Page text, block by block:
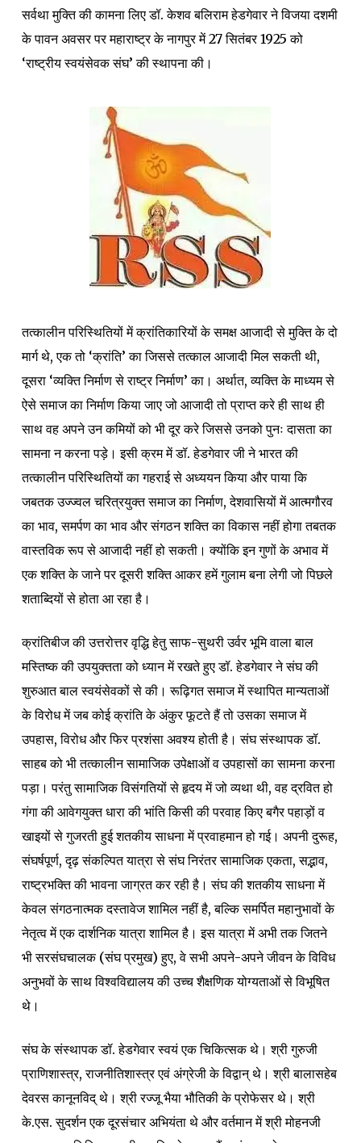
सर्वथा मुक्ति की कामना लिए डॉ. केशव बलिराम हेडगेवार ने विजया दशमी
के पावन अवसर पर महाराष्ट्र के नागपुर में 27 सितंबर 1925 को
‘राष्ट्रीय स्वयंसेवक संघ’ की स्थापना की।
तत्कालीन परिस्थितियों में क्रांतिकारियों के समक्ष आजादी से मुक्ति के दो
मार्ग थे, एक तो ‘क्रांति’ का जिससे तत्काल आजादी मिल सकती थी,
दूसरा ‘व्यक्ति निर्माण से राष्ट्र निर्माण’ का। अर्थात, व्यक्ति के माध्यम से
ऐसे समाज का निर्माण किया जाए जो आजादी तो प्राप्त करे ही साथ ही
साथ वह अपने उन कमियों को भी दूर करे जिससे उनको पुनः दासता का
सामना न करना पड़े। इसी क्रम में डॉ. हेडगेवार जी ने भारत की
तत्कालीन परिस्थितियों का गहराई से अध्ययन किया और पाया कि
जबतक उज्ज्वल चरित्रयुक्त समाज का निर्माण, देशवासियों में आत्मगौरव
का भाव, समर्पण का भाव और संगठन शक्ति का विकास नहीं होगा तबतक
वास्तविक रूप से आजादी नहीं हो सकती। क्योंकि इन गुणों के अभाव में
एक शक्ति के जाने पर दूसरी शक्ति आकर हमें गुलाम बना लेगी जो पिछले
शताब्दियों से होता आ रहा है।
क्रांतिबीज की उत्तरोत्तर वृद्धि हेतु साफ-सुथरी उर्वर भूमि वाला बाल
मस्तिष्क की उपयुक्तता को ध्यान में रखते हुए डॉ. हेडगेवार ने संघ की
शुरुआत बाल स्वयंसेवकों से की। रूढ़िगत समाज में स्थापित मान्यताओं
के विरोध में जब कोई क्रांति के अंकुर फूटते हैं तो उसका समाज में
उपहास, विरोध और फिर प्रशंसा अवश्य होती है। संघ संस्थापक डॉ.
साहब को भी तत्कालीन सामाजिक उपेक्षाओं व उपहासों का सामना करना
पड़ा। परंतु सामाजिक विसंगतियों से हृदय में जो व्यथा थी, वह द्रवित हो
गंगा की आवेगयुक्त धारा की भांति किसी की परवाह किए बगैर पहाड़ों व
खाइयों से गुजरती हुई शतकीय साधना में प्रवाहमान हो गई। अपनी दुरूह,
संघर्षपूर्ण, दृढ़ संकल्पित यात्रा से संघ निरंतर सामाजिक एकता, सद्भाव,
राष्ट्रभक्ति की भावना जाग्रत कर रही है। संघ की शतकीय साधना में
केवल संगठनात्मक दस्तावेज शामिल नहीं है, बल्कि समर्पित महानुभावों के
नेतृत्व में एक दार्शनिक यात्रा शामिल है। इस यात्रा में अभी तक जितने
भी सरसंघचालक (संघ प्रमुख) हुए, वे सभी अपने-अपने जीवन के विविध
अनुभवों के साथ विश्वविद्यालय की उच्च शैक्षणिक योग्यताओं से विभूषित
थे।
संघ के संस्थापक डॉ. हेडगेवार स्वयं एक चिकित्सक थे। श्री गुरुजी
प्राणिशास्त्र, राजनीतिशास्त्र एवं अंग्रेजी के विद्वान् थे। श्री बालासहेब
देवरस कानूनविद् थे। श्री रज्जू भैया भौतिकी के प्रोफेसर थे। श्री
के.एस. सुदर्शन एक दूरसंचार अभियंता थे और वर्तमान में श्री मोहनजी